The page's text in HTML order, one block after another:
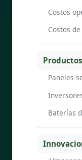
Costos
Costos
Paneles
Baterías